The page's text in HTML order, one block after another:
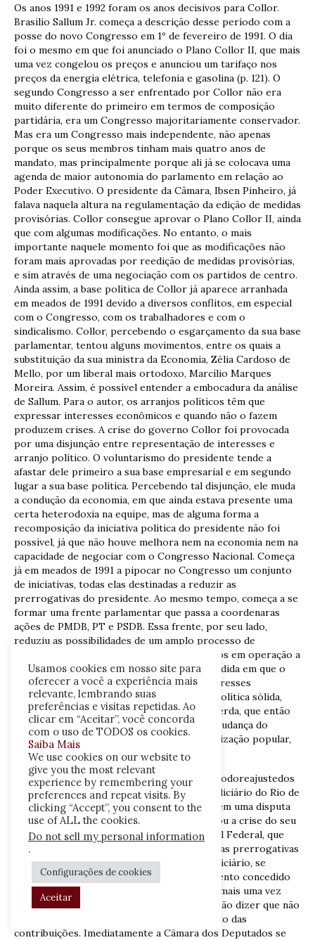
Os anos 1991 e 1992 foram os anos decisivos para Collor.
Brasilio Sallum Jr. começa a descrição desse período com a
posse do novo Congresso em 1º de fevereiro de 1991. O dia
foi o mesmo em que foi anunciado o Plano Collor II, que mais
uma vez congelou os preços e anunciou um tarifaço nos
preços da energia elétrica, telefonia e gasolina (p. 121). O
segundo Congresso a ser enfrentado por Collor não era
muito diferente do primeiro em termos de composição
partidária, era um Congresso majoritariamente conservador.
Mas era um Congresso mais independente, não apenas
porque os seus membros tinham mais quatro anos de
mandato, mas principalmente porque ali já se colocava uma
agenda de maior autonomia do parlamento em relação ao
Poder Executivo. O presidente da Câmara, Ibsen Pinheiro, já
falava naquela altura na regulamentação da edição de medidas
provisórias. Collor consegue aprovar o Plano Collor II, ainda
que com algumas modificações. No entanto, o mais
importante naquele momento foi que as modificações não
foram mais aprovadas por reedição de medidas provisórias,
e sim através de uma negociação com os partidos de centro.
Ainda assim, a base política de Collor já aparece arranhada
em meados de 1991 devido a diversos conflitos, em especial
com o Congresso, com os trabalhadores e com o
sindicalismo. Collor, percebendo o esgarçamento da sua base
parlamentar, tentou alguns movimentos, entre os quais a
substituição da sua ministra da Economia, Zélia Cardoso de
Mello, por um liberal mais ortodoxo, Marcílio Marques
Moreira. Assim, é possível entender a embocadura da análise
de Sallum. Para o autor, os arranjos políticos têm que
expressar interesses econômicos e quando não o fazem
produzem crises. A crise do governo Collor foi provocada
por uma disjunção entre representação de interesses e
arranjo político. O voluntarismo do presidente tende a
afastar dele primeiro a sua base empresarial e em segundo
lugar a sua base política. Percebendo tal disjunção, ele muda
a condução da economia, em que ainda estava presente uma
certa heterodoxia na equipe, mas de alguma forma a
recomposição da iniciativa política do presidente não foi
possível, já que não houve melhora nem na economia nem na
capacidade de negociar com o Congresso Nacional. Começa
já em meados de 1991 a pipocar no Congresso um conjunto
de iniciativas, todas elas destinadas a reduzir as
prerrogativas do presidente. Ao mesmo tempo, começa a se
formar uma frente parlamentar que passa a coordenaras
ações de PMDB, PT e PSDB. Essa frente, por seu lado,
reduziu as possibilidades de um amplo processo de
liberalização econômica. Mais uma vez, vemos em operação a
ideia de Sallum de sociologia política. Na medida em que o
presidente não foi capaz de agregar os interesses
econômicos que ele defendia em uma base política sólida,
rearticularam-se partidos de centro e esquerda, que então
bloquearam a liberalização, mesmo após a mudança do
ministério. É essa frente, acrescida da mobilização popular,
que será a responsável pelo impeachment.
Oanode1992começoucomumadisputaemtornodoreajustedos
aposentados. A partir de uma decisão do Judiciário do Rio de
Janeiro sobre esse reajuste, Collor entrou em uma disputa
com o Judiciário e o Legislativo que acentuou a crise do seu
governo. O presidente do Supremo Tribunal Federal, que
tentava naquele momento fazer uso das novas prerrogativas
concedidas pela Constituição de 1988 ao Judiciário, se
declarou incompetente para sustar um aumento concedido
pela justiça aos aposentados do Rio. Collor mais uma vez
recorreu ao expediente comum: foi à televisão dizer que não
havia recursos para tal e propôs um aumento das
contribuições. Imediatamente a Câmara dos Deputados se
Usamos cookies em nosso site para
oferecer a você a experiência mais
relevante, lembrando suas
preferências e visitas repetidas. Ao
clicar em “Aceitar”, você concorda
com o uso de TODOS os cookies.
Saiba Mais
We use cookies on our website to
give you the most relevant
experience by remembering your
preferences and repeat visits. By
clicking “Accept”, you consent to the
use of ALL the cookies.
Do not sell my personal information
.
Configurações de cookies
Aceitar